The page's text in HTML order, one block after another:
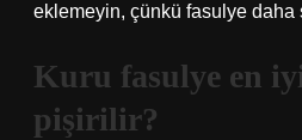
eklemeyin, çünkü fasulye daha
Kuru fasulye en
pişirilir?